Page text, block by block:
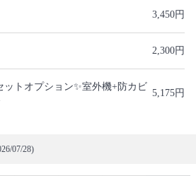
3,450円
2,300円
ットオプション✨室外機+防カビ
5,175円
07/28)